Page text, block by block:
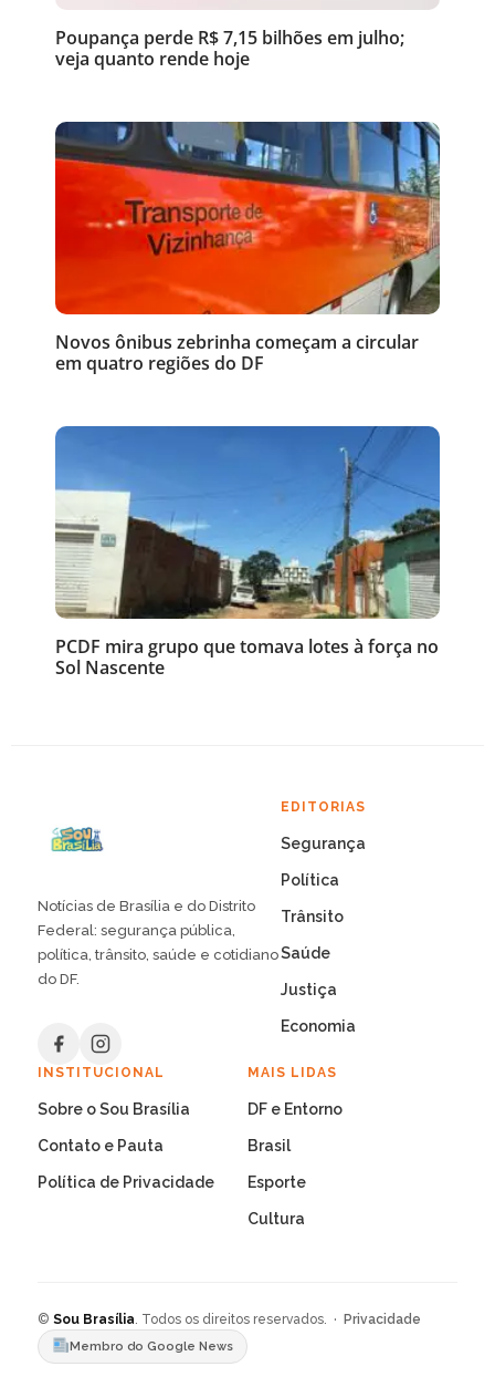
Poupança perde R$ 7,15 bilhões em julho;
veja quanto rende hoje
Novos ônibus zebrinha começam a circular
em quatro regiões do DF
PCDF mira grupo que tomava lotes à força no
Sol Nascente
Notícias de Brasília e do Distrito
Federal: segurança pública,
política, trânsito, saúde e cotidiano
do DF.
EDITORIAS
Segurança
Política
Trânsito
Saúde
Justiça
Economia
INSTITUCIONAL
Sobre o Sou Brasília
Contato e Pauta
Política de Privacidade
MAIS LIDAS
DF e Entorno
Brasil
Esporte
Cultura
© Sou Brasília. Todos os direitos reservados. · Privacidade
Membro do Google News